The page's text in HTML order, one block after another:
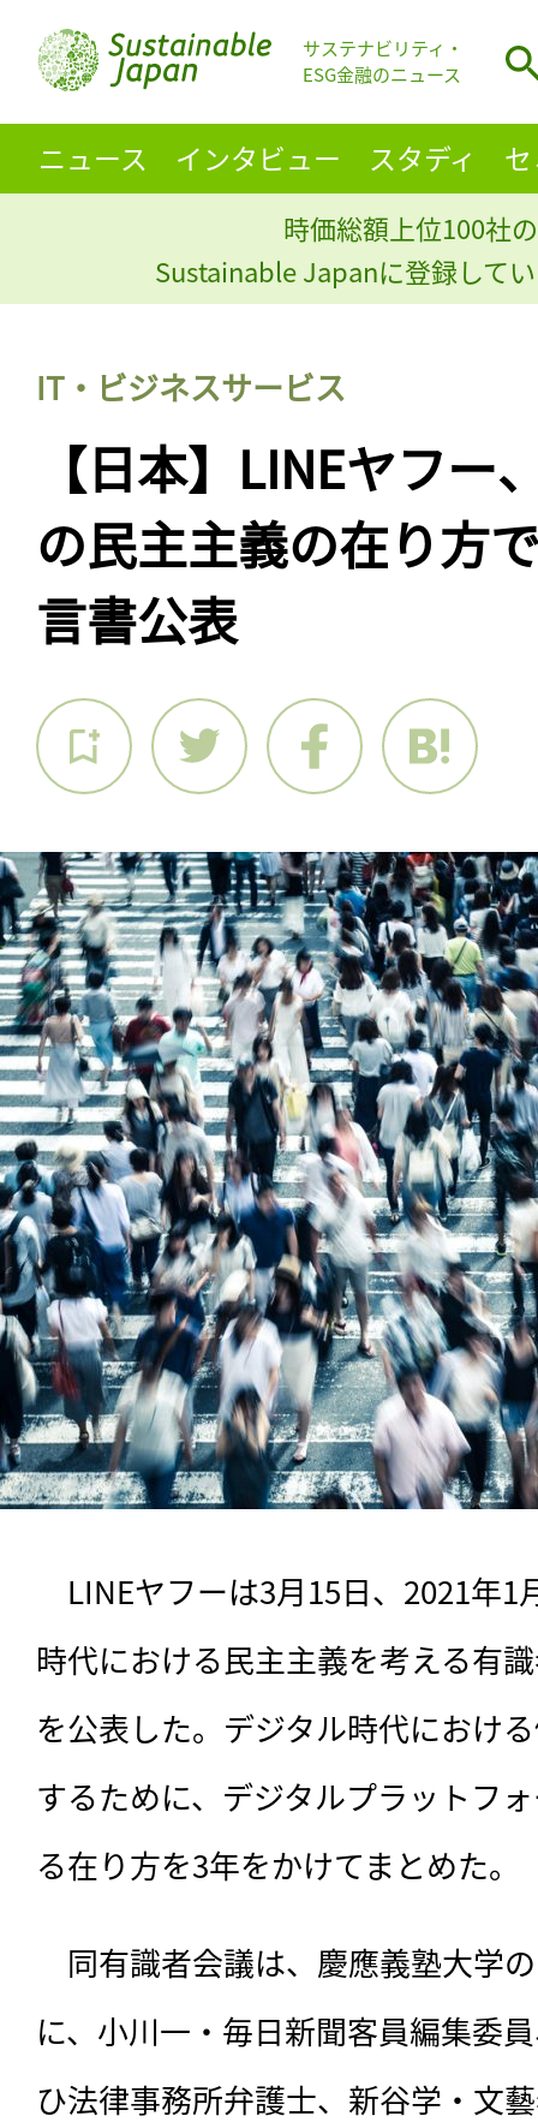
サステナビリティ・
ESG金融のニュース
ニュース インタビュー スタディ
時価総額上位100社
Sustainable Japanに登録して
IT・ビジネスサービス
【日本】LINEヤフー
の民主主義の在り方
言書公表
LINEヤフーは3月15日、2021年1
時代における民主主義を考える有
を公表した。デジタル時代におけ
するために、デジタルプラットフ
る在り方を3年をかけてまとめた。
同有識者会議は、慶應義塾大学
に、小川一・毎日新聞客員編集委
ひ法律事務所弁護士、新谷学・文